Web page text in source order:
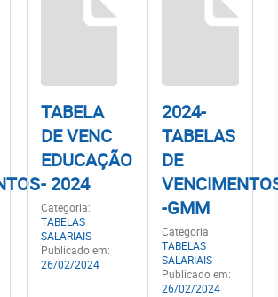
TABELA
DE VENC
EDUCAÇÃO
- 2024
Categoria:
TABELAS
SALARIAIS
Publicado em:
26/02/2024
2024-
TABELAS
DE
-GMM
Categoria:
TABELAS
SALARIAIS
Publicado em:
26/02/2024